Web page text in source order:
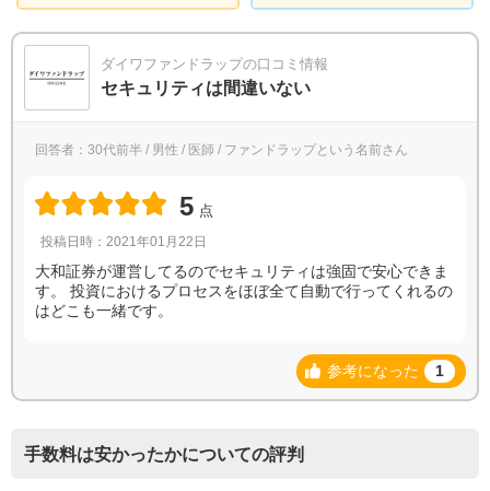
ダイワファンドラップの口コミ情報
セキュリティは間違いない
回答者：30代前半 / 男性 / 医師 / ファンドラップという名前さん
5 点
投稿日時：2021年01月22日
大和証券が運営してるのでセキュリティは強固で安心できま
す。 投資におけるプロセスをほぼ全て自動で行ってくれるの
はどこも一緒です。
参考になった 1
手数料は安かったかについての評判